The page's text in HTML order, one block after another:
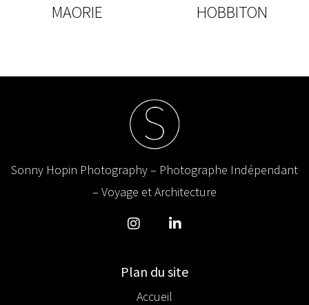
MAORIE
HOBBITON
Sonny Hopin Photography – Photographe Indépendant
– Voyage et Architecture
Plan du site
Accueil